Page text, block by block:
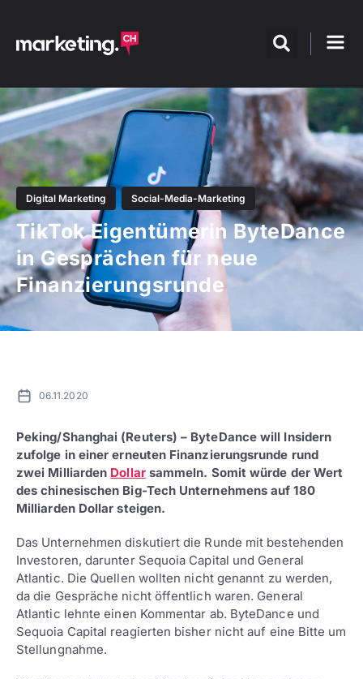
Digital Marketing Social-Media-Marketing
TikTok Eigentümerin ByteDance
in Gesprächen für neue
Finanzierungsrunde
06.11.2020
Peking/Shanghai (Reuters) – ByteDance will Insidern
zufolge in einer erneuten Finanzierungsrunde rund
zwei Milliarden Dollarsammeln. Somit würde der Wert
des chinesischen Big-Tech Unternehmens auf 180
Milliarden Dollar steigen.
Das Unternehmen diskutiert die Runde mit bestehenden
Investoren, darunter Sequoia Capital und General
Atlantic. Die Quellen wollten nicht genannt zu werden,
da die Gespräche nicht öffentlich waren. General
Atlantic lehnte einen Kommentar ab. ByteDance und
Sequoia Capital reagierten bisher nicht auf eine Bitte um
Stellungnahme.